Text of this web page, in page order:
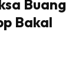
Buang
Bakal